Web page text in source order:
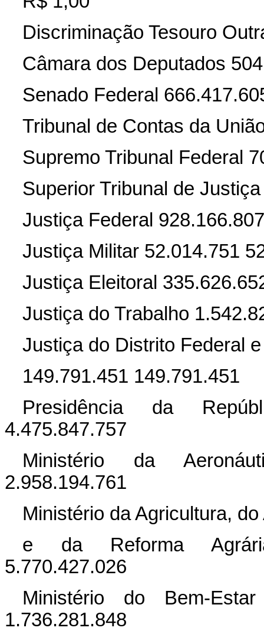
Discriminação Tesouro
Câmara dos Deputados
Senado Federal
Tribunal de Contas da
Supremo Tribunal Federal
Superior Tribunal de
Justiça Federal
Justiça Militar 52.014.751
Justiça Eleitoral
Justiça do Trabalho
Justiça do Distrito Federal
149.791.451 149.791.451
Presidência da
4.475.847.757
Ministério da
2.958.194.761
Ministério da Agricultura,
e da Reforma Agrária
5.770.427.026
Ministério do Bem-
1.736.281.848